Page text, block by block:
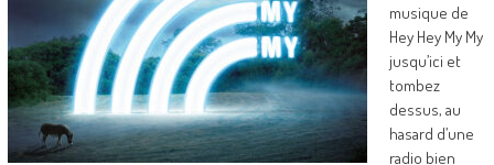
musique de
Hey Hey My My
jusqu’ici et
tombez
dessus, au
hasard d’une
radio bien